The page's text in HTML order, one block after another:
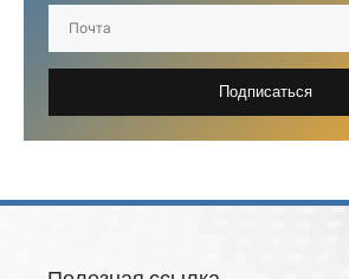
Подписаться